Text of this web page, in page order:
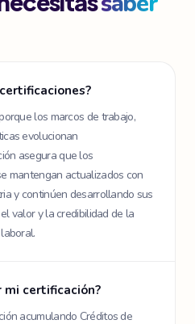
los marcos de trabajo,
evolucionan
asegura que los
mantengan actualizados con
y continúen desarrollando sus
valor y la credibilidad de la
mi certificación?
acumulando Créditos de